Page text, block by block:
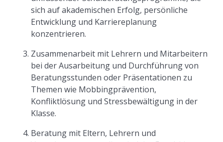
sich auf akademischen Erfolg, persönliche
Entwicklung und Karriereplanung
konzentrieren.
Zusammenarbeit mit Lehrern und Mitarbeitern
bei der Ausarbeitung und Durchführung von
Beratungsstunden oder Präsentationen zu
Themen wie Mobbingprävention,
Konfliktlösung und Stressbewältigung in der
Klasse.
Beratung mit Eltern, Lehrern und